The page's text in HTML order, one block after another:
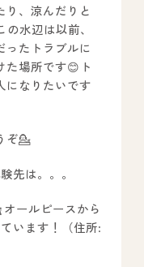
り、涼んだりと
水辺は以前、
ったトラブルに
た場所です😊ト
になりたいです
ぞ💁
先は。。。
ールピースから
います！（住所: